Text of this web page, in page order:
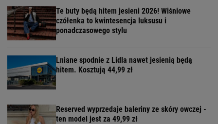
Te buty będą hitem jesieni 2026! Wiśniowe
czółenka to kwintesencja luksusu i
ponadczasowego stylu
Lniane spodnie z Lidla nawet jesienią będą
hitem. Kosztują 44,99 zł
Reserved wyprzedaje baleriny ze skóry owczej -
ten model jest za 49,99 zł